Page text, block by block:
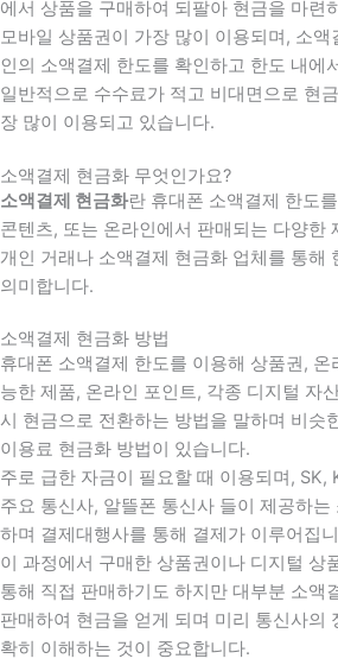
에서 상품을 구매하여 되팔아 현금을 마련
모바일 상품권이 가장 많이 이용되며, 소
인의 소액결제 한도를 확인하고 한도 내에
일반적으로 수수료가 적고 비대면으로 현
장 많이 이용되고 있습니다.
소액결제 현금화 무엇인가요?
소액결제 현금화란 휴대폰 소액결제 한도
콘텐츠, 또는 온라인에서 판매되는 다양한
개인 거래나 소액결제 현금화 업체를 통해
의미합니다.
소액결제 현금화 방법
휴대폰 소액결제 한도를 이용해 상품권,
능한 제품, 온라인 포인트, 각종 디지털 자
시 현금으로 전환하는 방법을 말하며 비슷
이용료 현금화 방법이 있습니다.
주로 급한 자금이 필요할 때 이용되며, SK,
주요 통신사, 알뜰폰 통신사 들이 제공하
하며 결제대행사를 통해 결제가 이루어집
이 과정에서 구매한 상품권이나 디지털 상
통해 직접 판매하기도 하지만 대부분 소액
판매하여 현금을 얻게 되며 미리 통신사의
확히 이해하는 것이 중요합니다.